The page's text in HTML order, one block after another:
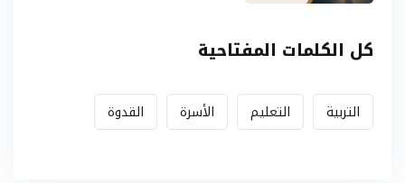
كل الكلمات المفتاحية
التربية التعليم الأسرة القدوة